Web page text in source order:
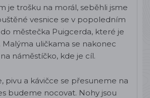
je trošku na morál, seběhli jsme
vesnice se v popoledním
městečka Puigcerda, které je
Malýma uličkama se nakonec
náměstíčko, kde je cíl.
pivu a kávičce se přesuneme na
budeme nocovat. Nohy jsou